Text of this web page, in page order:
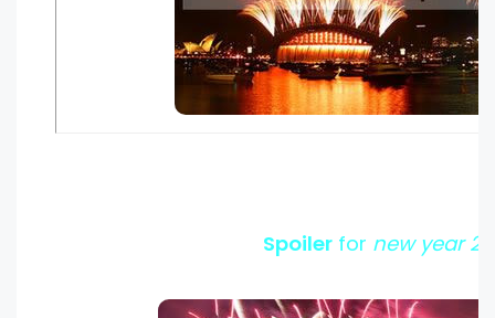
Spoiler for new year